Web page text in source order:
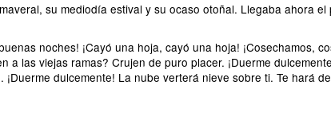
su mediodía estival y su ocaso otoñal. Llegaba ahora
noches! ¡Cayó una hoja, cayó una hoja! ¡Cosechamos,
las viejas ramas? Crujen de puro placer. ¡Duerme
dulcemente! La nube verterá nieve sobre ti. Te hará